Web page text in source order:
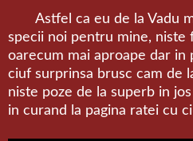
Astfel ca eu de la Vadu
specii noi pentru mine, niste
oarecum mai aproape dar in
ciuf surprinsa brusc cam de
niste poze de la superb in
in curand la pagina ratei cu